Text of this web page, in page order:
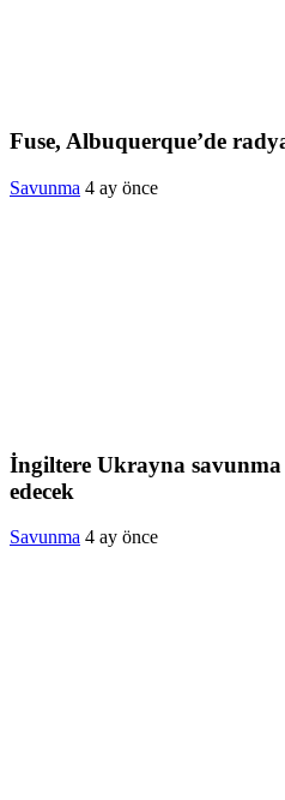
Fuse, Albuquerque’de
Savunma 4 ay önce
İngiltere Ukrayna
edecek
Savunma 4 ay önce